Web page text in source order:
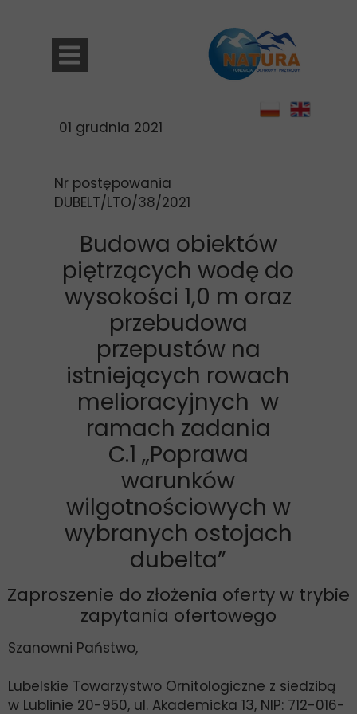
Zaproszenie do złożenia oferty w trybie
zapytania ofertowego
Nr postępowania
DUBELT/LTO/38/2021
01 grudnia 2021
Budowa obiektów
piętrzących wodę do
wysokości 1,0 m oraz
przebudowa
przepustów na
istniejących rowach
melioracyjnych w
ramach zadania
C.1 „Poprawa
warunków
wilgotnościowych w
wybranych ostojach
dubelta”
Szanowni Państwo,
Lubelskie Towarzystwo Ornitologiczne z siedzibą
w Lublinie 20-950, ul. Akademicka 13, NIP: 712-016-